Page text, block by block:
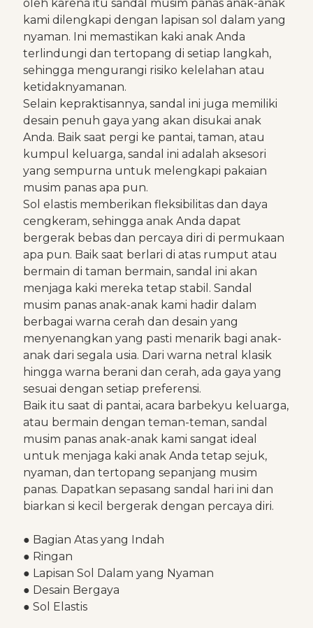
oleh karena itu sandal musim panas anak-anak
kami dilengkapi dengan lapisan sol dalam yang
nyaman. Ini memastikan kaki anak Anda
terlindungi dan tertopang di setiap langkah,
sehingga mengurangi risiko kelelahan atau
ketidaknyamanan.
Selain kepraktisannya, sandal ini juga memiliki
desain penuh gaya yang akan disukai anak
Anda. Baik saat pergi ke pantai, taman, atau
kumpul keluarga, sandal ini adalah aksesori
yang sempurna untuk melengkapi pakaian
musim panas apa pun.
Sol elastis memberikan fleksibilitas dan daya
cengkeram, sehingga anak Anda dapat
bergerak bebas dan percaya diri di permukaan
apa pun. Baik saat berlari di atas rumput atau
bermain di taman bermain, sandal ini akan
menjaga kaki mereka tetap stabil. Sandal
musim panas anak-anak kami hadir dalam
berbagai warna cerah dan desain yang
menyenangkan yang pasti menarik bagi anak-
anak dari segala usia. Dari warna netral klasik
hingga warna berani dan cerah, ada gaya yang
sesuai dengan setiap preferensi.
Baik itu saat di pantai, acara barbekyu keluarga,
atau bermain dengan teman-teman, sandal
musim panas anak-anak kami sangat ideal
untuk menjaga kaki anak Anda tetap sejuk,
nyaman, dan tertopang sepanjang musim
panas. Dapatkan sepasang sandal hari ini dan
biarkan si kecil bergerak dengan percaya diri.
● Bagian Atas yang Indah
● Ringan
● Lapisan Sol Dalam yang Nyaman
● Desain Bergaya
● Sol Elastis